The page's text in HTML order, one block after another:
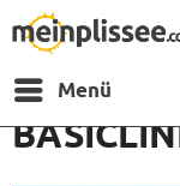
Menü